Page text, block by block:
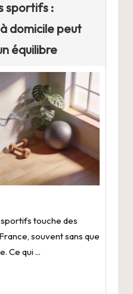
sportifs :
domicile peut
équilibre
touche des
souvent sans que
Ce qui ...